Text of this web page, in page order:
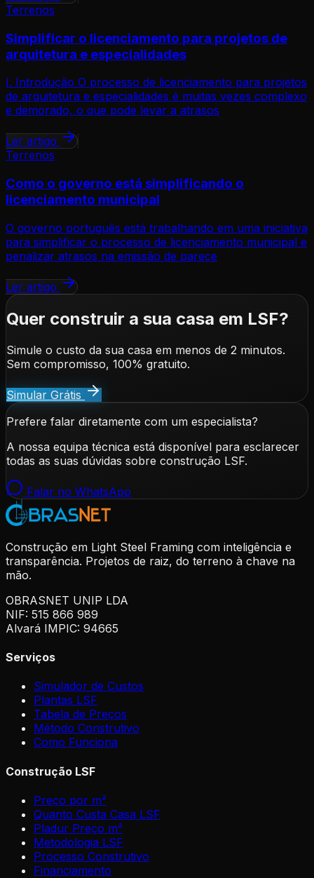
Terrenos
Simplificar o licenciamento para projetos de
arquitetura e especialidades
I. Introdução O processo de licenciamento para projetos
de arquitetura e especialidades é muitas vezes complexo
e demorado, o que pode levar a atrasos
Ler artigo
Terrenos
Como o governo está simplificando o
licenciamento municipal
O governo português está trabalhando em uma iniciativa
para simplificar o processo de licenciamento municipal e
penalizar atrasos na emissão de parece
Ler artigo
Quer construir a sua casa em LSF?
Simule o custo da sua casa em menos de 2 minutos.
Sem compromisso, 100% gratuito.
Simular Grátis
Prefere falar diretamente com um especialista?
A nossa equipa técnica está disponível para esclarecer
todas as suas dúvidas sobre construção LSF.
Falar no WhatsApp
Construção em Light Steel Framing com inteligência e
transparência. Projetos de raiz, do terreno à chave na
mão.
OBRASNET UNIP LDA
NIF: 515 866 989
Alvará IMPIC: 94665
Serviços
Simulador de Custos
Plantas LSF
Tabela de Preços
Método Construtivo
Como Funciona
Construção LSF
Preço por m²
Quanto Custa Casa LSF
Pladur Preço m²
Metodologia LSF
Processo Construtivo
Financiamento